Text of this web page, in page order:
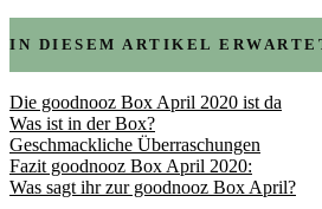
IN DIESEM ARTIKEL
Die goodnooz Box April 2020 ist da
Was ist in der Box?
Geschmackliche Überraschungen
Fazit goodnooz Box April 2020:
Was sagt ihr zur goodnooz Box April?